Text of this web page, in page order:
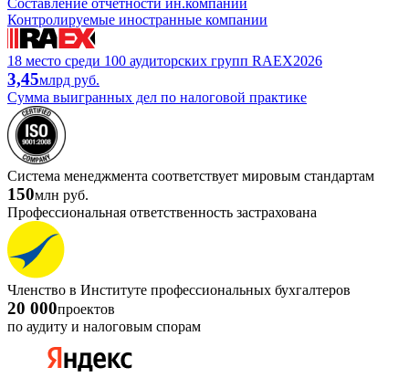
Контролируемые иностранные компании
18 место среди 100 аудиторских групп RAEX2026
3,45млрд руб.
Сумма выигранных дел по налоговой практике
Система менеджмента соответствует мировым стандартам
150млн руб.
Профессиональная ответственность застрахована
Членство в Институте профессиональных бухгалтеров
20 000проектов
по аудиту и налоговым спорам